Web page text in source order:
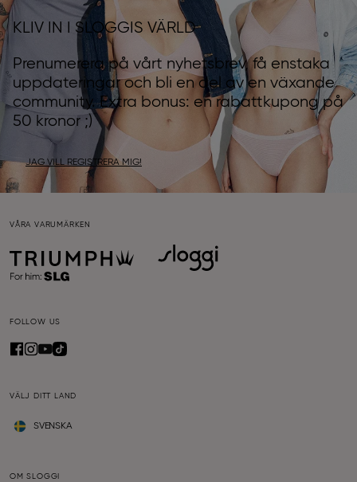
KLIV IN I SLOGGIS VÄRLD
Prenumerera på vårt nyhetsbrev, få enstaka
uppdateringar och bli en del av en växande
community. Extra bonus: en rabattkupong på
50 kronor ;)
JAG VILL REGISTRERA MIG!
VÅRA VARUMÄRKEN
FOLLOW US
VÄLJ DITT LAND
SVENSKA
OM SLOGGI